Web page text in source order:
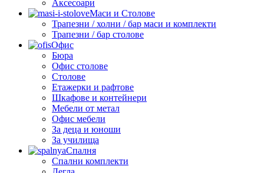
Аксесоари
Маси и Столове
Трапезни / холни / бар маси и комплекти
Трапезни / бар столове
Офис
Бюра
Офис столове
Столове
Етажерки и рафтове
Шкафове и контейнери
Мебели от метал
Офис мебели
За деца и юноши
За училища
Спалня
Спални комплекти